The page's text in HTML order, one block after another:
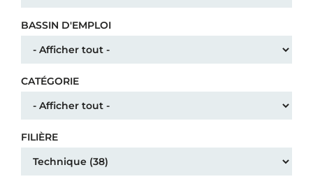
BASSIN D'EMPLOI
CATÉGORIE
FILIÈRE